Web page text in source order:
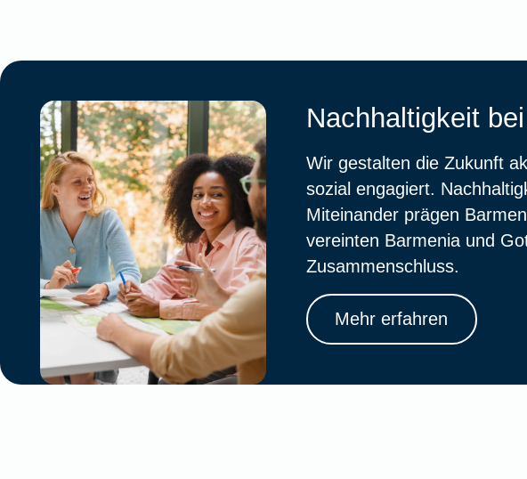
Oldtimersammlungsversicherung
Zur Produktübersicht
Nachhaltigkeit
Wir gestalten die Zukunft
sozial engagiert.
Miteinander prägen
vereinten Barmenia und
Zusammenschluss.
Mehr erfahren